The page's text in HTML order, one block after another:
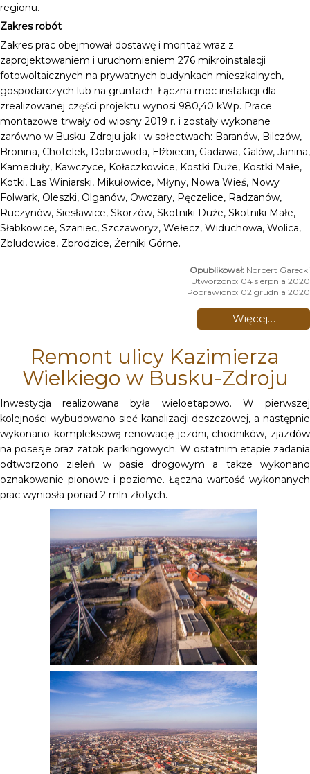
regionu.
Zakres robót
Zakres prac obejmował dostawę i montaż wraz z
zaprojektowaniem i uruchomieniem 276 mikroinstalacji
fotowoltaicznych na prywatnych budynkach mieszkalnych,
gospodarczych lub na gruntach. Łączna moc instalacji dla
zrealizowanej części projektu wynosi 980,40 kWp. Prace
montażowe trwały od wiosny 2019 r. i zostały wykonane
zarówno w Busku-Zdroju jak i w sołectwach: Baranów, Bilczów,
Bronina, Chotelek, Dobrowoda, Elżbiecin, Gadawa, Galów, Janina,
Kameduły, Kawczyce, Kołaczkowice, Kostki Duże, Kostki Małe,
Kotki, Las Winiarski, Mikułowice, Młyny, Nowa Wieś, Nowy
Folwark, Oleszki, Olganów, Owczary, Pęczelice, Radzanów,
Ruczynów, Siesławice, Skorzów, Skotniki Duże, Skotniki Małe,
Słabkowice, Szaniec, Szczaworyż, Wełecz, Widuchowa, Wolica,
Zbludowice, Zbrodzice, Żerniki Górne.
Norbert Garecki
Utworzono: 04 sierpnia 2020
Poprawiono: 02 grudnia 2020
Więcej…
Remont ulicy Kazimierza
Wielkiego w Busku-Zdroju
Inwestycja realizowana była wieloetapowo. W pierwszej
kolejności wybudowano sieć kanalizacji deszczowej, a następnie
wykonano kompleksową renowację jezdni, chodników, zjazdów
na posesje oraz zatok parkingowych. W ostatnim etapie zadania
odtworzono zieleń w pasie drogowym a także wykonano
oznakowanie pionowe i poziome. Łączna wartość wykonanych
prac wyniosła ponad 2 mln złotych.